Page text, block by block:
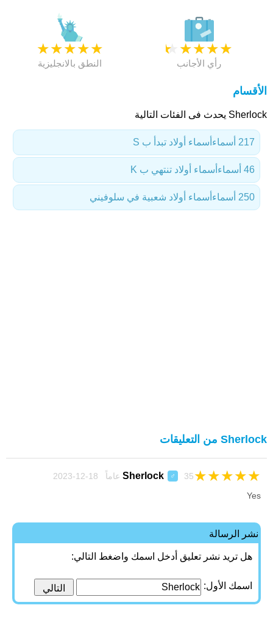
★
★
★
★
★
النطق بالانجليزية
★
★
★
★
★
رأي الأجانب
الأقسام
Sherlock يحدث فى الفئات التالية
أسماء أولاد تبدأ ب S 217 أسماء
أسماء أولاد تنتهي ب K 46 أسماء
أسماء أولاد شعبية في سلوفيني 250 أسماء
Sherlock من التعليقات
Sherlock ♂ 35 عاماً 18-12-2023 ★
★
★
★
★
Yes
نشر الرسالة
هل تريد نشر تعليق أدخل اسمك واضغط التالي:
اسمك الأول: